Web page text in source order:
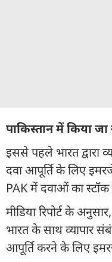
पाकिस्तान में किया जा
इससे पहले भारत द्वारा
दवा आपूर्ति के लिए
PAK में दवाओं का स्टॉक
मीडिया रिपोर्ट के
भारत के साथ व्यापार
आपूर्ति करने के लिए